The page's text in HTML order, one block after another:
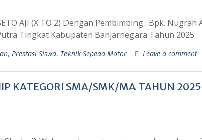
AJI (X TO 2) Dengan Pembimbing : Bpk. Nugrah
Tingkat Kabupaten Banjarnegara Tahun 2025.
, Prestasi Siswa, Teknik Sepeda Motor Leave a comment
KATEGORI SMA/SMK/MA TAHUN 2025